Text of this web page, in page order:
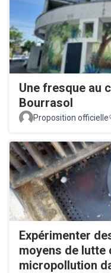
Une fresque au
Bourrasol
Proposition officielle
Expérimenter
moyens de lutte
micropollution